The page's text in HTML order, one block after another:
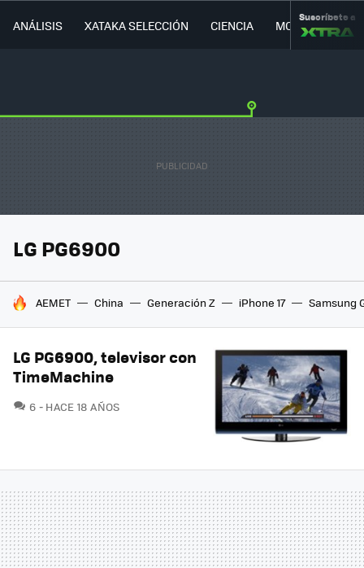
ANÁLISIS XATAKA SELECCIÓN CIENCIA MOVILIDAD
Suscríbete a
LG PG6900
HOY SE HABLA DE
AEMET China Generación Z iPhone 17 Samsung
LG PG6900, televisor con
TimeMachine
6 COMENTARIOS
HACE 18 AÑOS